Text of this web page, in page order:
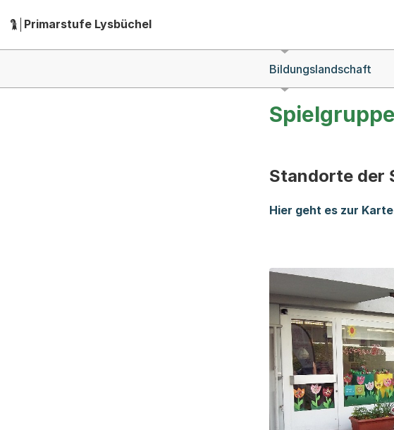
Hauptnavigation
Herausgeber:
Primarstufe Lysbüchel
Bildungslandschaft
Standorte der
Hier geht es zur